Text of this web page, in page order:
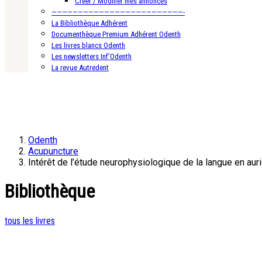
—————————————————————————-
La Bibliothèque Adhérent
Documenthèque Premium Adhérent Odenth
Les livres blancs Odenth
Les newsletters Inf’Odenth
La revue Autredent
Odenth
Acupuncture
Intérêt de l’étude neurophysiologique de la langue en
Bibliothèque
tous les livres